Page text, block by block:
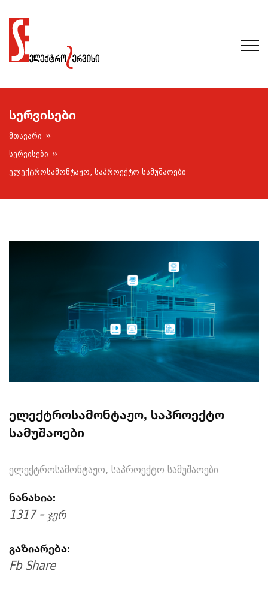
სერვისები
მთავარი
სერვისები
ელექტროსამონტაჟო, საპროექტო სამუშაოები
ელექტროსამონტაჟო, საპროექტო
სამუშაოები
ელექტროსამონტაჟო, საპროექტო სამუშაოები
ნანახია:
1317 - ჯერ
გაზიარება:
Fb Share